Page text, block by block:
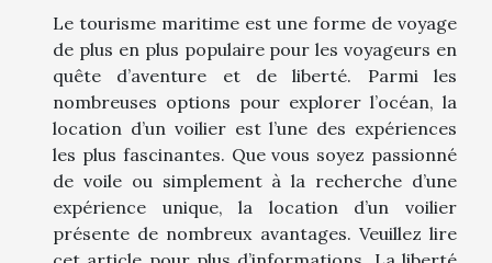
Le tourisme maritime est une forme de voyage
de plus en plus populaire pour les voyageurs en
quête d’aventure et de liberté. Parmi les
nombreuses options pour explorer l’océan, la
location d’un voilier est l’une des expériences
les plus fascinantes. Que vous soyez passionné
de voile ou simplement à la recherche d’une
expérience unique, la location d’un voilier
présente de nombreux avantages. Veuillez lire